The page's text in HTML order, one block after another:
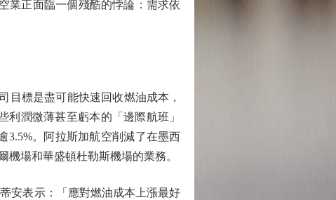
業正面臨一個殘酷的悖論：需求依
標是盡可能快速回收燃油成本，
潤微薄甚至虧本的「邊際航班」
3.5%。阿拉斯加航空削減了在墨西
場和華盛頓杜勒斯機場的業務。
安表示：「應對燃油成本上漲最好